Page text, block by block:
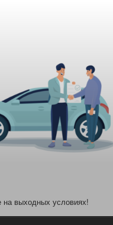
выходных условиях!